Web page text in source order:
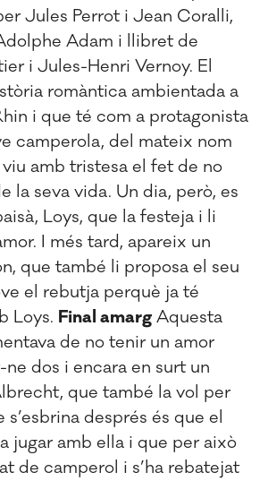
Jules Perrot i Jean Coralli,
Adam i llibret de
i Jules-Henri Vernoy. El
romàntica ambientada a
i que té com a protagonista
camperola, del mateix nom
viu amb tristesa el fet de no
la seva vida. Un dia, però, es
Loys, que la festeja i li
I més tard, apareix un
que també li proposa el seu
el rebutja perquè ja té
Loys. Final amarg Aquesta
de no tenir un amor
dos i encara en surt un
que també la vol per
s’esbrina després és que el
jugar amb ella i que per això
de camperol i s’ha rebatejat